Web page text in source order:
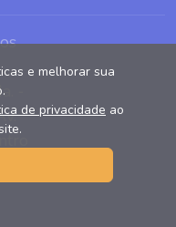
‐
e melhorar sua
de privacidade ao